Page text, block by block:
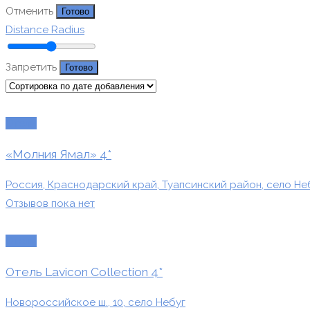
Отменить Готово
Distance Radius
Запретить Готово
«Молния Ямал» 4*
Россия, Краснодарский край, Туапсинский район, село
Отзывов пока нет
Отель Lavicon Collection 4*
Новороссийское ш., 10, село Небуг